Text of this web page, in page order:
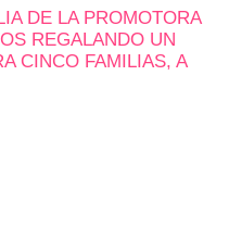
DE LA PROMOTORA
REGALANDO UN
CINCO FAMILIAS, A